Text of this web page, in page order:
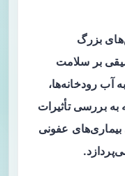
بزرگ
بر سلامت
آب رودخانه‌ها،
به بررسی تأثیرات
بیماری‌های عفونی